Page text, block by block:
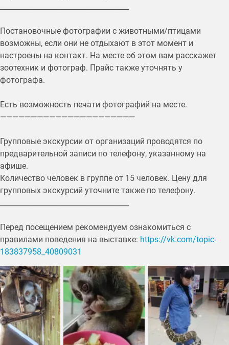
Постановочные фотографии с животными/птицами
возможны, если они не отдыхают в этот момент и
настроены на контакт. На месте об этом вам расскажет
зоотехник и фотограф. Прайс также уточнять у
фотографа.
Есть возможность печати фотографий на месте.
——————————————————————
Групповые экскурсии от организаций проводятся по
предварительной записи по телефону, указанному на
афише.
Количество человек в группе от 15 человек. Цену для
групповых экскурсий уточните также по телефону.
Перед посещением рекомендуем ознакомиться с
правилами поведения на выставке: https://vk.com/topic-
183837958_40809031